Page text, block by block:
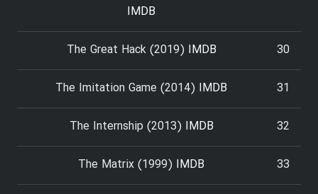
IMDB
30
The Great Hack (2019) IMDB
31
The Imitation Game (2014) IMDB
32
The Internship (2013) IMDB
33
The Matrix (1999) IMDB